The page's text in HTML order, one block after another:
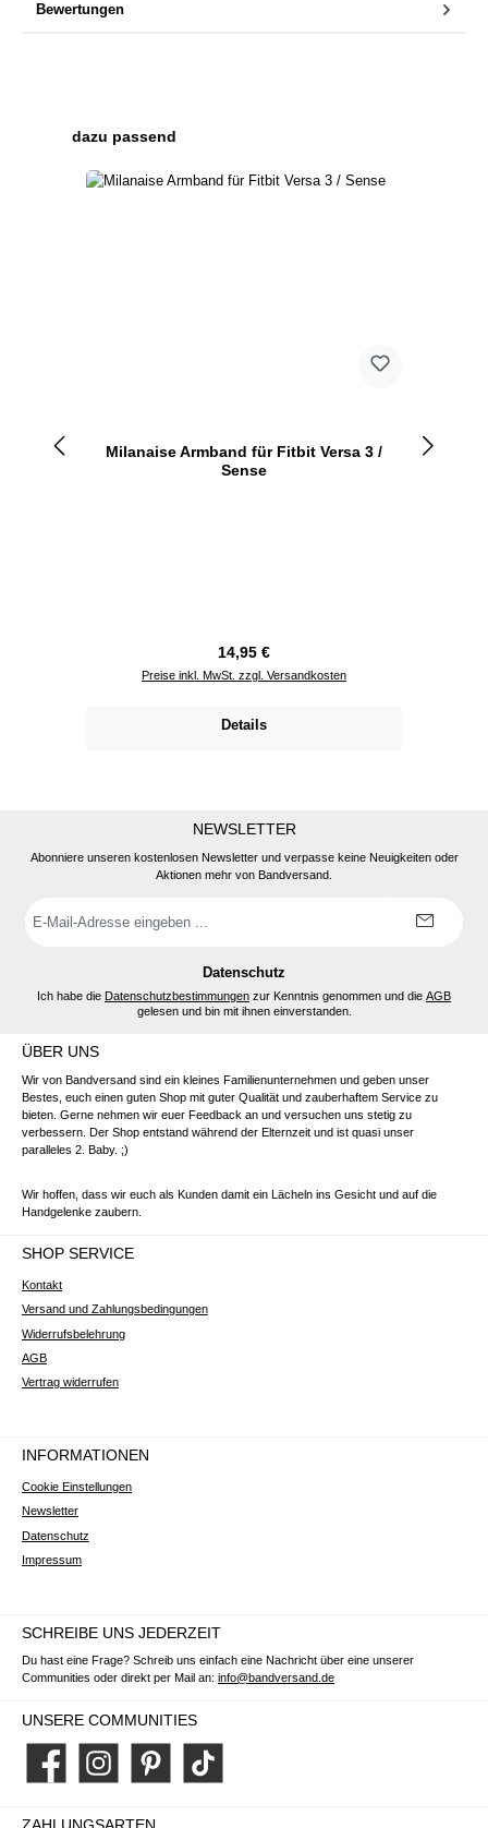
Bewertungen
Produktgalerie überspringen
dazu passend
Milanaise Armband für Fitbit Versa 3 /
Sense
Regulärer Preis:
14,95 €
Preise inkl. MwSt. zzgl. Versandkosten
Details
NEWSLETTER
Abonniere unseren kostenlosen Newsletter und verpasse keine Neuigkeiten oder
Aktionen mehr von Bandversand.
Mail-
Datenschutz
Ich habe die Datenschutzbestimmungen zur Kenntnis genommen und die AGB
gelesen und bin mit ihnen einverstanden.
ÜBER UNS
Wir von Bandversand sind ein kleines Familienunternehmen und geben unser
Bestes, euch einen guten Shop mit guter Qualität und zauberhaftem Service zu
bieten. Gerne nehmen wir euer Feedback an und versuchen uns stetig zu
verbessern. Der Shop entstand während der Elternzeit und ist quasi unser
paralleles 2. Baby. ;)
Wir hoffen, dass wir euch als Kunden damit ein Lächeln ins Gesicht und auf die
Handgelenke zaubern.
SHOP SERVICE
Kontakt
Versand und Zahlungsbedingungen
Widerrufsbelehrung
AGB
Vertrag widerrufen
INFORMATIONEN
Cookie Einstellungen
Newsletter
Datenschutz
Impressum
SCHREIBE UNS JEDERZEIT
Du hast eine Frage? Schreib uns einfach eine Nachricht über eine unserer
Communities oder direkt per Mail an: info@bandversand.de
UNSERE COMMUNITIES
Facebook Instagram Pinterest TikTok